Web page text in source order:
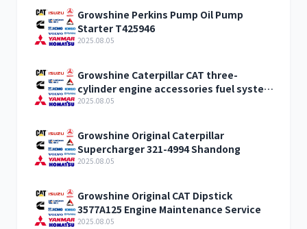
Growshine Perkins Pump Oil Pump
Starter T425946
2025.08.05
Growshine Caterpillar CAT three-
cylinder engine accessories fuel system
inquiry
2025.08.05
Growshine Original Caterpillar
Supercharger 321-4994 Shandong
2025.08.05
Growshine Original CAT Dipstick
3577A125 Engine Maintenance Service
2025.08.05